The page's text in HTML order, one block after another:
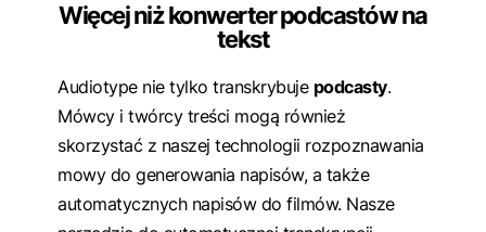
Więcej niż konwerter podcastów na
tekst
Audiotype nie tylko transkrybuje podcasty.
Mówcy i twórcy treści mogą również
skorzystać z naszej technologii rozpoznawania
mowy do generowania napisów, a także
automatycznych napisów do filmów. Nasze